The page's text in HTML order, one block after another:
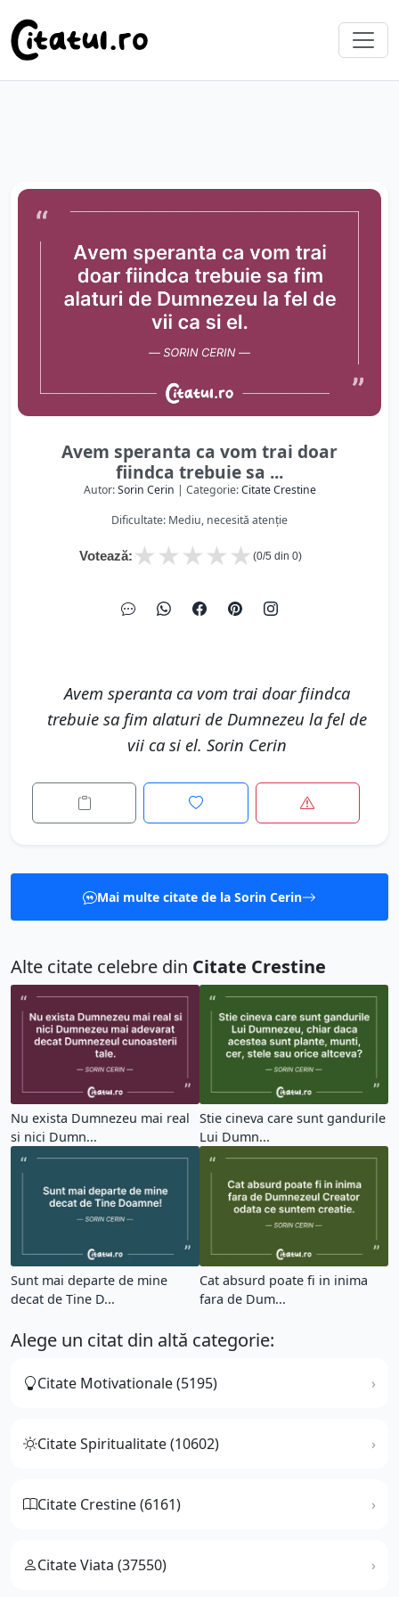
Avem speranta ca vom trai doar
fiindca trebuie sa ...
Autor:Sorin Cerin | Categorie:Citate Crestine
Dificultate: Mediu, necesită atenție
Votează: ★
★
★
★
★ (0/5 din 0)
Avem speranta ca vom trai doar fiindca
trebuie sa fim alaturi de Dumnezeu la fel de
vii ca si el. Sorin Cerin
Mai multe citate de la Sorin Cerin
Alte citate celebre din Citate Crestine
Nu exista Dumnezeu mai real
si nici Dumn...
Stie cineva care sunt gandurile
Lui Dumn...
Sunt mai departe de mine
decat de Tine D...
Cat absurd poate fi in inima
fara de Dum...
Alege un citat din altă categorie:
Citate Motivationale (5195)
Citate Spiritualitate (10602)
Citate Crestine (6161)
Citate Viata (37550)